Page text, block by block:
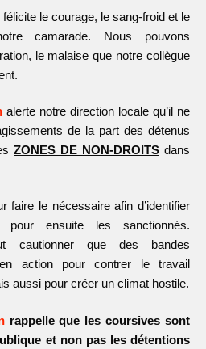
félicite le courage, le sang-froid et le
camarade. Nous pouvons
le malaise que notre collègue
alerte notre direction locale qu’il ne
de la part des détenus
ZONES DE NON-DROITS dans
faire le nécessaire afin d’identifier
pour ensuite les sanctionnés.
cautionner que des bandes
action pour contrer le travail
aussi pour créer un climat hostile.
rappelle que les coursives sont
et non pas les détentions